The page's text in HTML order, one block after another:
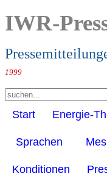
IWR-
1999
Start Energie-
Sprachen
Konditionen